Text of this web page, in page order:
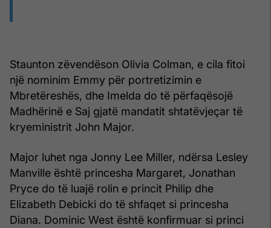
Staunton zëvendëson Olivia Colman, e cila fitoi
një nominim Emmy për portretizimin e
Mbretëreshës, dhe Imelda do të përfaqësojë
Madhërinë e Saj gjatë mandatit shtatëvjeçar të
kryeministrit John Major.
Major luhet nga Jonny Lee Miller, ndërsa Lesley
Manville është princesha Margaret, Jonathan
Pryce do të luajë rolin e princit Philip dhe
Elizabeth Debicki do të shfaqet si princesha
Diana. Dominic West është konfirmuar si princi